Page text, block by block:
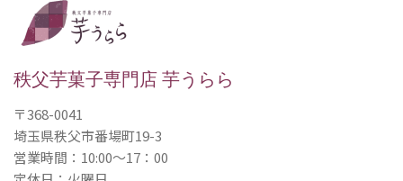
秩父芋菓子専門店 芋うらら
〒368-0041
埼玉県秩父市番場町19-3
営業時間：10:00〜17：00